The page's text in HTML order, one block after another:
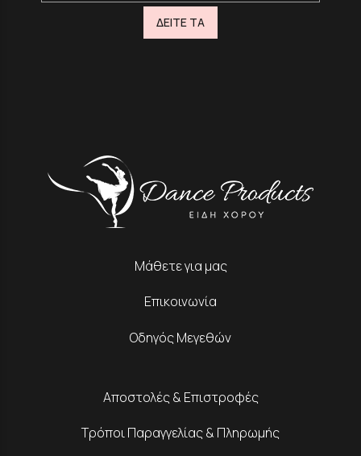
ΔΕΙΤΕ ΤΑ
Μάθετε για μας
Επικοινωνία
Οδηγός Μεγεθών
Αποστολές & Επιστροφές
Τρόποι Παραγγελίας & Πληρωμής